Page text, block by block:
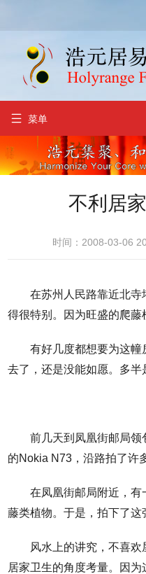
 菜单
不利居
时间：2008-03-06
在苏州人民路靠近北寺
得很特别。因为旺盛的爬藤
有好几度都想要为这
去了，还是没能如愿。多半
前几天到凤凰街邮局
的Nokia N73，沿路拍了许
在凤凰街邮局附近，
藤类植物。于是，拍下了这
风水上的讲究，不喜
居家卫生的角度考量。因